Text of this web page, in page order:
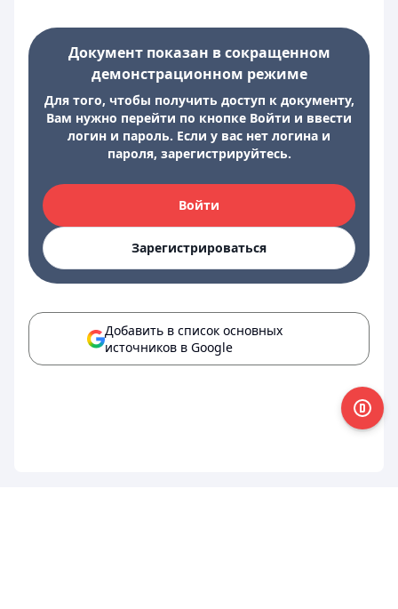
Документ показан в сокращенном
демонстрационном режиме
Для того, чтобы получить доступ к документу,
Вам нужно перейти по кнопке Войти и ввести
логин и пароль. Если у вас нет логина и
пароля, зарегистрируйтесь.
Войти
Зарегистрироваться
Добавить в список основных
источников в Google